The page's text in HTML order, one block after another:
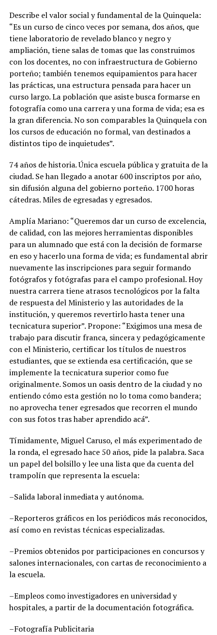
Describe el valor social y fundamental de la Quinquela:
“Es un curso de cinco veces por semana, dos años, que
tiene laboratorio de revelado blanco y negro y
ampliación, tiene salas de tomas que las construimos
con los docentes, no con infraestructura de Gobierno
porteño; también tenemos equipamientos para hacer
las prácticas, una estructura pensada para hacer un
curso largo. La población que asiste busca formarse en
fotografía como una carrera y una forma de vida; esa es
la gran diferencia. No son comparables la Quinquela con
los cursos de educación no formal, van destinados a
distintos tipo de inquietudes”.
74 años de historia. Única escuela pública y gratuita de la
ciudad. Se han llegado a anotar 600 inscriptos por año,
sin difusión alguna del gobierno porteño. 1700 horas
cátedras. Miles de egresadas y egresados.
Amplía Mariano: “Queremos dar un curso de excelencia,
de calidad, con las mejores herramientas disponibles
para un alumnado que está con la decisión de formarse
en eso y hacerlo una forma de vida; es fundamental abrir
nuevamente las inscripciones para seguir formando
fotógrafos y fotógrafas para el campo profesional. Hoy
nuestra carrera tiene atrasos tecnológicos por la falta
de respuesta del Ministerio y las autoridades de la
institución, y queremos revertirlo hasta tener una
tecnicatura superior”. Propone: “Exigimos una mesa de
trabajo para discutir franca, sincera y pedagógicamente
con el Ministerio, certificar los títulos de nuestros
estudiantes, que se extienda esa certificación, que se
implemente la tecnicatura superior como fue
originalmente. Somos un oasis dentro de la ciudad y no
entiendo cómo esta gestión no lo toma como bandera;
no aprovecha tener egresados que recorren el mundo
con sus fotos tras haber aprendido acá”.
Tímidamente, Miguel Caruso, el más experimentado de
la ronda, el egresado hace 50 años, pide la palabra. Saca
un papel del bolsillo y lee una lista que da cuenta del
trampolín que representa la escuela:
–Salida laboral inmediata y autónoma.
–Reporteros gráficos en los periódicos más reconocidos,
así como en revistas técnicas especializadas.
–Premios obtenidos por participaciones en concursos y
salones internacionales, con cartas de reconocimiento a
la escuela.
–Empleos como investigadores en universidad y
hospitales, a partir de la documentación fotográfica.
–Fotografía Publicitaria